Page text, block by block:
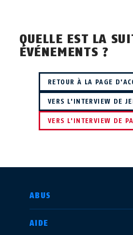
QUELLE EST LA
ÉVÉNEMENTS ?
RETOUR À LA PAGE
VERS L'INTERVIEW DE
VERS L'INTERVIEW DE
ABUS
AIDE
CHOISIR UN PAYS